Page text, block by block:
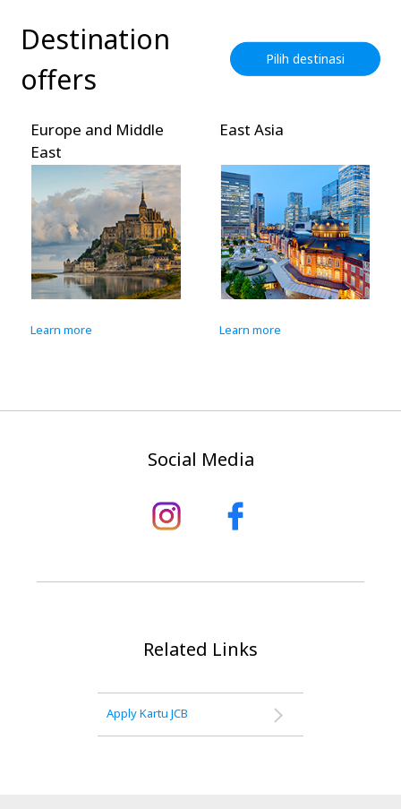
Destination
offers
Pilih destinasi
Europe and Middle
East
Learn more
East Asia
Learn more
Social Media
Related Links
Apply Kartu JCB